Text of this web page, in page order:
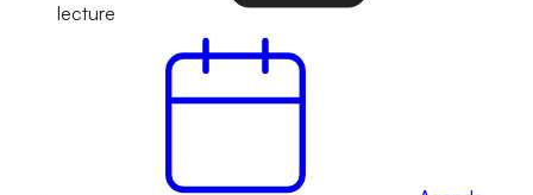
lecture